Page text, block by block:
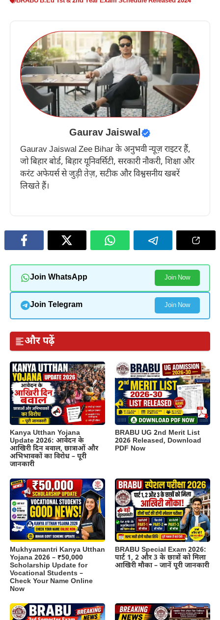
Gaurav Jaiswal
Gaurav Jaiswal Zee Bihar के अनुभवी न्यूज़ राइटर हैं,
जो बिहार बोर्ड, बिहार यूनिवर्सिटी, सरकारी नौकरी, शिक्षा और
करंट अफेयर्स से जुड़ी तेज़, सटीक और विश्वसनीय खबरें
लिखते हैं।
Join WhatsApp Join Now
Join Telegram Join Now
और पढ़ें
Kanya Utthan Yojana
Update 2026: आवेदन के
आखिरी दिन बवाल, छात्राओं और
अभिभावकों का विरोध – पूरी
जानकारी
BRABU UG 2nd Merit List
2026 Released, Download
PDF Now
Mukhyamantri Kanya Utthan
Yojana 2026 – ₹50,000
Scholarship Update for
Vocational Students –
Check Your Name Online
Now
BRABU Special Exam 2026:
पार्ट 1, 2 और 3 के छात्रों को मिला
आखिरी मौका – जानें पूरी जानकारी